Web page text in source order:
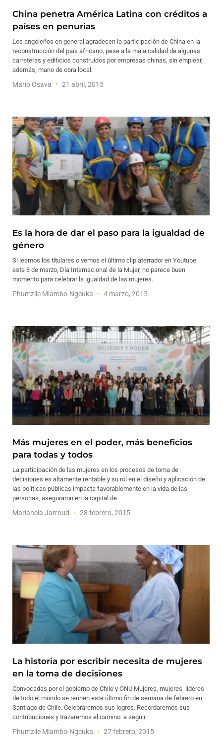
China penetra América Latina con créditos a
países en penurias
Los angoleños en general agradecen la participación de China en la
reconstrucción del país africano, pese a la mala calidad de algunas
carreteras y edificios construidos por empresas chinas, sin emplear,
además, mano de obra local.
Mario Osava 21 abril, 2015
Es la hora de dar el paso para la igualdad de
género
Si leemos los titulares o vemos el último clip aterrador en Youtube
este 8 de marzo, Día Internacional de la Mujer, no parece buen
momento para celebrar la igualdad de las mujeres.
Phumzile Mlambo-Ngcuka 4 marzo, 2015
Más mujeres en el poder, más beneficios
para todas y todos
La participación de las mujeres en los procesos de toma de
decisiones es altamente rentable y su rol en el diseño y aplicación de
las políticas públicas impacta favorablemente en la vida de las
personas, aseguraron en la capital de
Marianela Jarroud 28 febrero, 2015
La historia por escribir necesita de mujeres
en la toma de decisiones
Convocadas por el gobierno de Chile y ONU Mujeres, mujeres líderes
de todo el mundo se reúnen este último fin de semana de febrero en
Santiago de Chile. Celebraremos sus logros. Recordaremos sus
contribuciones y trazaremos el camino a seguir
Phumzile Mlambo-Ngcuka 27 febrero, 2015